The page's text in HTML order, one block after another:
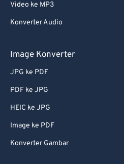
Video ke MP3
Konverter Audio
Image Konverter
JPG ke PDF
PDF ke JPG
HEIC ke JPG
Image ke PDF
Konverter Gambar